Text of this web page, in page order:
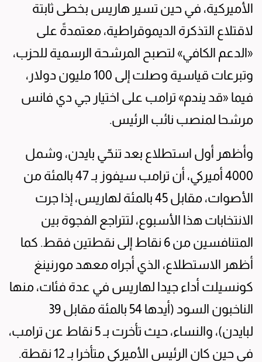
الأميركية، في حين تسير هاريس بخطى ثابتة
لاقتلاع التذكرة الديموقراطية، معتمدةً على
«الدعم الكافي» لتصبح المرشحة الرسمية للحزب،
وتبرعات قياسية وصلت إلى 100 مليون دولار،
فيما «قد يندم» ترامب على اختيار جي دي فانس
مرشحا لمنصب نائب الرئيس.
وأظهر أول استطلاع بعد تنحّي بايدن، وشمل
4000 أميركي، أن ترامب سيفوز بـ 47 بالمئة من
الأصوات، مقابل 45 بالمئة لهاريس، إذا جرت
الانتخابات هذا الأسبوع، لتتراجع الفجوة بين
المتنافسين من 6 نقاط إلى نقطتين فقط. كما
أظهر الاستطلاع، الذي أجراه معهد مورنينغ
كونسيلت أداء جيدا لهاريس في عدة فئات، منها
الناخبون السود (أيدها 54 بالمئة مقابل 39
لبايدن)، والنساء، حيث تأخرت بـ 5 نقاط عن ترامب،
في حين كان الرئيس الأميركي متأخرا بـ 12 نقطة.